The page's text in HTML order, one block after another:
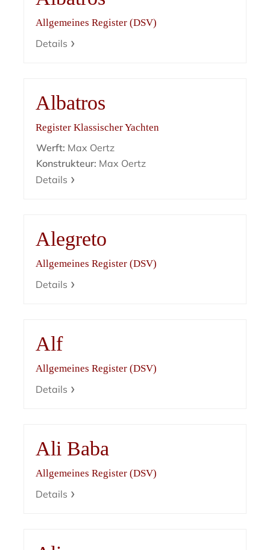
Allgemeines Register (DSV)
Details
Albatros
Register Klassischer Yachten
Werft: Max Oertz
Konstrukteur: Max Oertz
Details
Alegreto
Allgemeines Register (DSV)
Details
Alf
Allgemeines Register (DSV)
Details
Ali Baba
Allgemeines Register (DSV)
Details